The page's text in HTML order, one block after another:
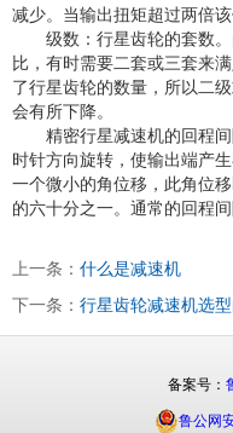
减少。当输出扭矩超过两倍该
级数：行星齿轮的套数
比，有时需要二套或三套来
了行星齿轮的数量，所以二
会有所下降。
精密行星减速机的回程
时针方向旋转，使输出端产
一个微小的角位移，此角位
的六十分之一。通常的回程
上一条： 什么是减速机
下一条： 行星齿轮减速机选
备案号：
鲁公网